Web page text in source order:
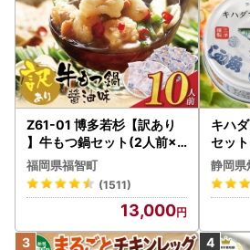
トルと店名が異なっている。
・会社所在地と電話番号が矛盾して
・会社概要や支払い方法、注文確定
が不自然
・正規サイトの販売価格よりも低価
き、割引商品が中心）
・振込先名が個人名となっている
万が一、入金をしてしまったなどの場
ーや最寄の都道府県のサイバー犯罪相
までご相談ください。
Z61-01 博多若杉【訳あり
】牛もつ鍋セット(2人前×5
) 10人前 もつ鍋
福岡県福智町
(1511)
13,000
キハ
セッ
静岡県